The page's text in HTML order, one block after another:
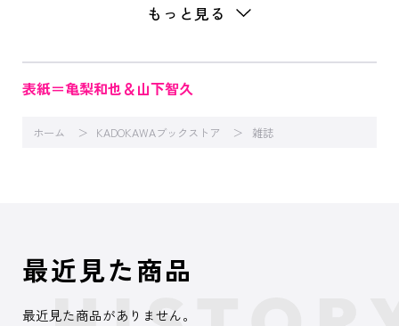
もっと見る
表紙＝亀梨和也＆山下智久
ホーム KADOKAWAブックストア 雑誌
最近見た商品
最近見た商品がありません。